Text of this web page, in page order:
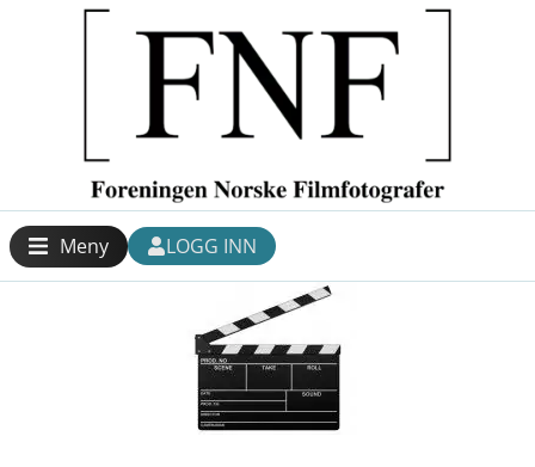
Meny LOGG INN